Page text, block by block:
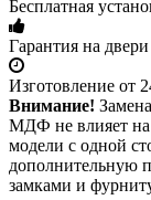
Бесплатная
Гарантия на
Изготовление от
Внимание!
МДФ не влияет на
модели с одной
дополнительную
замками и